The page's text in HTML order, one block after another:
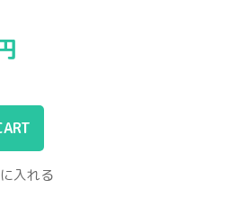
入れる